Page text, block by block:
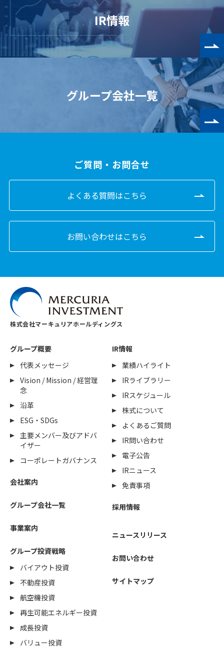
IR情報
グループ会社一覧
ご質問・お問合せ
よくある質問はこちら
お問い合わせはこちら
株式会社マーキュリアホールディングス
グループ概要
代表メッセージ
Vision / Mission / 経営理
念
沿革
ESG・SDGs
主要メンバー及びアドバ
イザー
コーポレートガバナンス
会社案内
グループ会社一覧
事業案内
グループ投資戦略
バイアウト投資
不動産投資
航空機投資
再生可能エネルギー投資
成長投資
バリュー投資
IR情報
業績ハイライト
IRライブラリー
IRスケジュール
株式について
よくあるご質問
IR問い合わせ
電子公告
IRニュース
免責事項
採用情報
ニュースリリース
お問い合わせ
サイトマップ